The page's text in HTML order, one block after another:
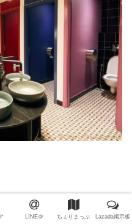
して、中心に置かれた手洗
LINE＠ ちぇりまっぷ Lazada掲示板